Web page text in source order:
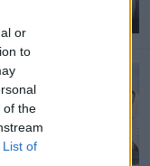
or
to
of the
List of